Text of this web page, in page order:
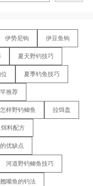
伊势尼钩 伊豆鱼钩
夏天野钓技巧
夏季钓鱼技巧
推荐
怎样野钓鲫鱼 拉饵盘
料配方
优缺点
河道野钓鲫鱼技巧
翘嘴鱼的钓法